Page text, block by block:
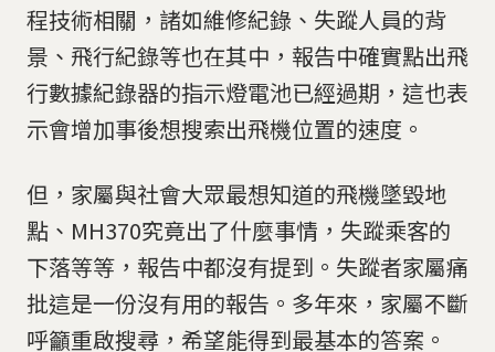
程技術相關，諸如維修紀錄、失蹤人員的背
景、飛行紀錄等也在其中，報告中確實點出飛
行數據紀錄器的指示燈電池已經過期，這也表
示會增加事後想搜索出飛機位置的速度。
但，家屬與社會大眾最想知道的飛機墜毀地
點、MH370究竟出了什麼事情，失蹤乘客的
下落等等，報告中都沒有提到。失蹤者家屬痛
批這是一份沒有用的報告。多年來，家屬不斷
呼籲重啟搜尋，希望能得到最基本的答案。